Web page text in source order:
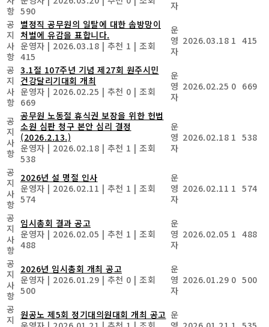
항 590
자
공
지
사
항
별정직 공무원의 일탈에 대한 솜방망이
처벌에 유감을 표합니다.
운영자 | 2026.03.18 | 추천 1 | 조회
415
운
영
자
2026.03.18 1 415
공
지
사
항
3.1절 107주년 기념 제27회 원주시민
건강달리기대회 개최
운영자 | 2026.02.25 | 추천 0 | 조회
669
운
영
자
2026.02.25 0 669
공
지
사
항
공무원 노동절 휴식권 보장을 위한 헌법
소원 심판 청구 본안 심리 결정
(2026.2.13.)
운영자 | 2026.02.18 | 추천 1 | 조회
538
운
영
자
2026.02.18 1 538
공
지
사
항
2026년 설 명절 인사
운영자 | 2026.02.11 | 추천 1 | 조회
574
운
영
자
2026.02.11 1 574
공
지
사
항
임시총회 결과 공고
운영자 | 2026.02.05 | 추천 1 | 조회
488
운
영
자
2026.02.05 1 488
공
지
사
항
2026년 임시총회 개최 공고
운영자 | 2026.01.29 | 추천 0 | 조회
500
운
영
자
2026.01.29 0 500
공
지 원공노 제5회 정기대의원대회 개최 공고 운